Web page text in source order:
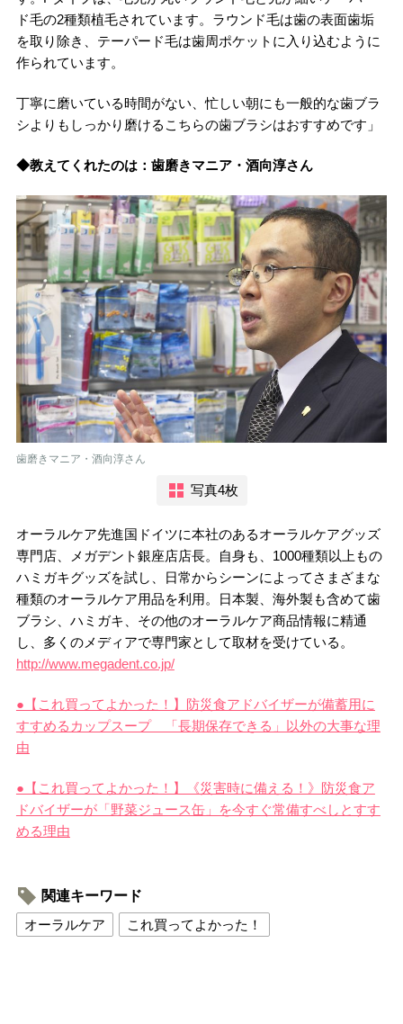
ド毛の2種類植毛されています。ラウンド毛は歯の表面歯垢
を取り除き、テーパード毛は歯周ポケットに入り込むように
作られています。
丁寧に磨いている時間がない、忙しい朝にも一般的な歯ブラ
シよりもしっかり磨けるこちらの歯ブラシはおすすめです」
◆教えてくれたのは：歯磨きマニア・酒向淳さん
歯磨きマニア・酒向淳さん
写真4枚
オーラルケア先進国ドイツに本社のあるオーラルケアグッズ
専門店、メガデント銀座店店長。自身も、1000種類以上もの
ハミガキグッズを試し、日常からシーンによってさまざまな
種類のオーラルケア用品を利用。日本製、海外製も含めて歯
ブラシ、ハミガキ、その他のオーラルケア商品情報に精通
し、多くのメディアで専門家として取材を受けている。
http://www.megadent.co.jp/
●【これ買ってよかった！】防災食アドバイザーが備蓄用に
すすめるカップスープ 「長期保存できる」以外の大事な理
由
●【これ買ってよかった！】《災害時に備える！》防災食ア
ドバイザーが「野菜ジュース缶」を今すぐ常備すべしとすす
める理由
関連キーワード
オーラルケア
これ買ってよかった！